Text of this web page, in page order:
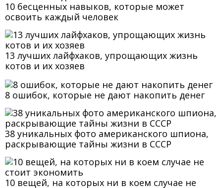
10 бесценных навыков, которые может
освоить каждый человек
13 лучших лайфхаков, упрощающих жизнь
котов и их хозяев
8 ошибок, которые не дают накопить денег
38 уникальных фото американского шпиона,
раскрывающие тайны жизни в СССР
10 вещей, на которых ни в коем случае не